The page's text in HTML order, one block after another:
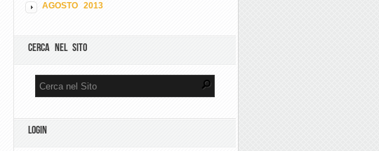
AGOSTO 2013
CERCA NEL SITO
LOGIN